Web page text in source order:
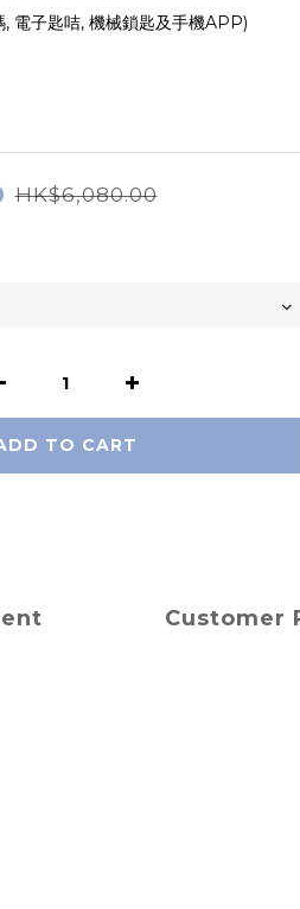
電子匙咭, 機械鎖匙及手機APP)
HK$6,080.00
TO CART
Customer